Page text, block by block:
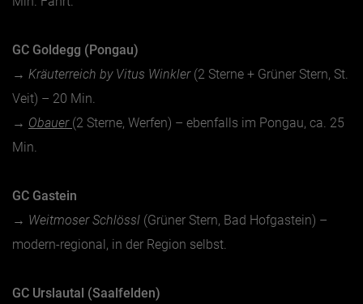
GC Goldegg (Pongau)
→ Kräuterreich by Vitus Winkler(2 Sterne + Grüner Stern, St.
Veit) – 20 Min.
→ Obauer (2 Sterne, Werfen) – ebenfalls im Pongau, ca. 25
Min.
GC Gastein
→ Weitmoser Schlössl (Grüner Stern, Bad Hofgastein) –
modern-regional, in der Region selbst.
GC Urslautal (Saalfelden)